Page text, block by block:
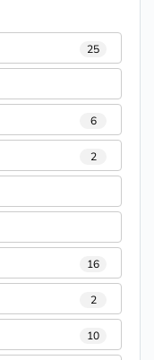
25
6
2
16
2
10